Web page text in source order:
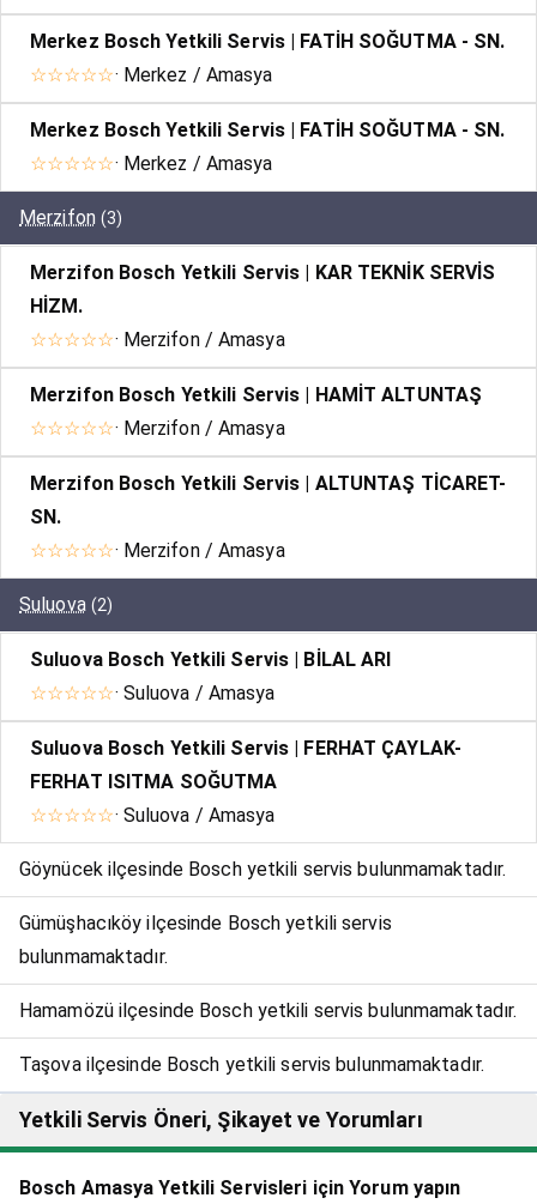
Merkez Bosch Yetkili Servis | FATİH SOĞUTMA - SN.
☆☆☆☆☆· Merkez / Amasya
Merkez Bosch Yetkili Servis | FATİH SOĞUTMA - SN.
☆☆☆☆☆· Merkez / Amasya
Merzifon (3)
Merzifon Bosch Yetkili Servis | KAR TEKNİK SERVİS
HİZM.
☆☆☆☆☆· Merzifon / Amasya
Merzifon Bosch Yetkili Servis | HAMİT ALTUNTAŞ
☆☆☆☆☆· Merzifon / Amasya
Merzifon Bosch Yetkili Servis | ALTUNTAŞ TİCARET-
SN.
☆☆☆☆☆· Merzifon / Amasya
Suluova (2)
Suluova Bosch Yetkili Servis | BİLAL ARI
☆☆☆☆☆· Suluova / Amasya
Suluova Bosch Yetkili Servis | FERHAT ÇAYLAK-
FERHAT ISITMA SOĞUTMA
☆☆☆☆☆· Suluova / Amasya
Göynücek ilçesinde Bosch yetkili servis bulunmamaktadır.
Gümüşhacıköy ilçesinde Bosch yetkili servis
bulunmamaktadır.
Hamamözü ilçesinde Bosch yetkili servis bulunmamaktadır.
Taşova ilçesinde Bosch yetkili servis bulunmamaktadır.
Yetkili Servis Öneri, Şikayet ve Yorumları
Bosch Amasya Yetkili Servisleri için Yorum yapın